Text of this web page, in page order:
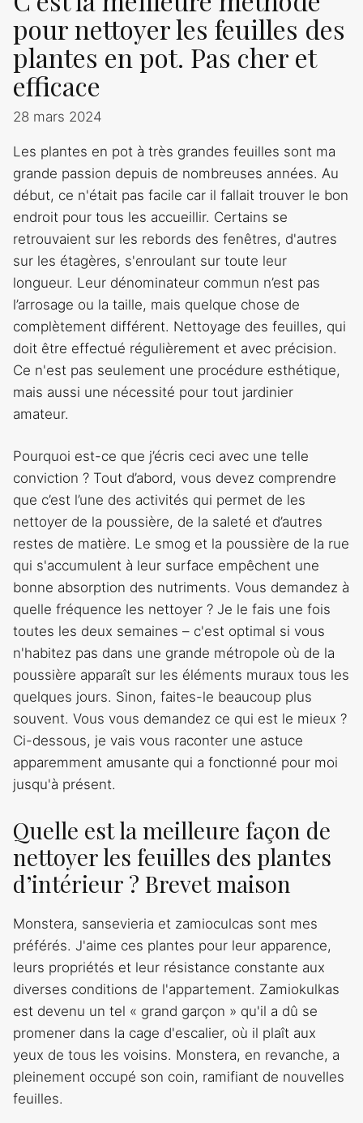
pour nettoyer les feuilles des
plantes en pot. Pas cher et
efficace
28 mars 2024
Les plantes en pot à très grandes feuilles sont ma
grande passion depuis de nombreuses années. Au
début, ce n'était pas facile car il fallait trouver le bon
endroit pour tous les accueillir. Certains se
retrouvaient sur les rebords des fenêtres, d'autres
sur les étagères, s'enroulant sur toute leur
longueur. Leur dénominateur commun n’est pas
l’arrosage ou la taille, mais quelque chose de
complètement différent. Nettoyage des feuilles, qui
doit être effectué régulièrement et avec précision.
Ce n'est pas seulement une procédure esthétique,
mais aussi une nécessité pour tout jardinier
amateur.
Pourquoi est-ce que j’écris ceci avec une telle
conviction ? Tout d’abord, vous devez comprendre
que c’est l’une des activités qui permet de les
nettoyer de la poussière, de la saleté et d’autres
restes de matière. Le smog et la poussière de la rue
qui s'accumulent à leur surface empêchent une
bonne absorption des nutriments. Vous demandez à
quelle fréquence les nettoyer ? Je le fais une fois
toutes les deux semaines – c'est optimal si vous
n'habitez pas dans une grande métropole où de la
poussière apparaît sur les éléments muraux tous les
quelques jours. Sinon, faites-le beaucoup plus
souvent. Vous vous demandez ce qui est le mieux ?
Ci-dessous, je vais vous raconter une astuce
apparemment amusante qui a fonctionné pour moi
jusqu'à présent.
Quelle est la meilleure façon de
nettoyer les feuilles des plantes
d’intérieur ? Brevet maison
Monstera, sansevieria et zamioculcas sont mes
préférés. J'aime ces plantes pour leur apparence,
leurs propriétés et leur résistance constante aux
diverses conditions de l'appartement. Zamiokulkas
est devenu un tel « grand garçon » qu'il a dû se
promener dans la cage d'escalier, où il plaît aux
yeux de tous les voisins. Monstera, en revanche, a
pleinement occupé son coin, ramifiant de nouvelles
feuilles.